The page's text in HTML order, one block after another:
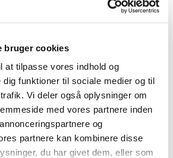
bruger cookies
at tilpasse vores indhold og
dig funktioner til sociale medier og til
Vi deler også oplysninger om
med vores partnere inden
og
partnere kan kombinere disse
du har givet dem, eller som
vil i foråret 2013 påbegynde
nye
til tilskudsstatus for
er i gang med at revurdere
mod diabetes…